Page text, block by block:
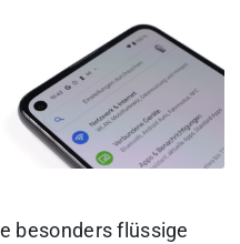
besonders flüssige